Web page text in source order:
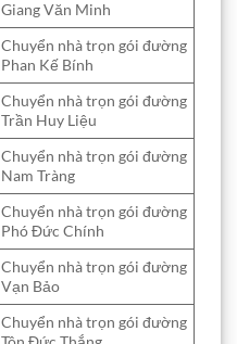
Giang Văn Minh
Chuyển nhà trọn gói đường
Phan Kế Bính
Chuyển nhà trọn gói đường
Trần Huy Liệu
Chuyển nhà trọn gói đường
Nam Tràng
Chuyển nhà trọn gói đường
Phó Đức Chính
Chuyển nhà trọn gói đường
Vạn Bảo
Chuyển nhà trọn gói đường